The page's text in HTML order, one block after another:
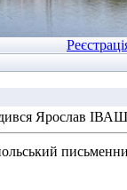
Ярослав